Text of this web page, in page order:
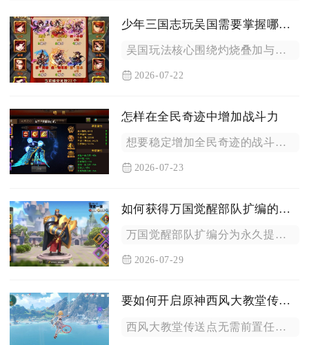
少年三国志玩吴国需要掌握哪些技巧
吴国玩法核心围绕灼烧叠加与残血收割体系搭建，把握武将搭配、站...
2026-07-22
怎样在全民奇迹中增加战斗力
想要稳定增加全民奇迹的战斗力，核心是优先养成装备与翅膀两大核...
2026-07-23
如何获得万国觉醒部队扩编的详细信息
万国觉醒部队扩编分为永久提升单队带兵上限、解锁多支出征队列、...
2026-07-29
要如何开启原神西风大教堂传送点呢
西风大教堂传送点无需前置任务解锁，抵达教堂顶部钟塔平台并靠近...